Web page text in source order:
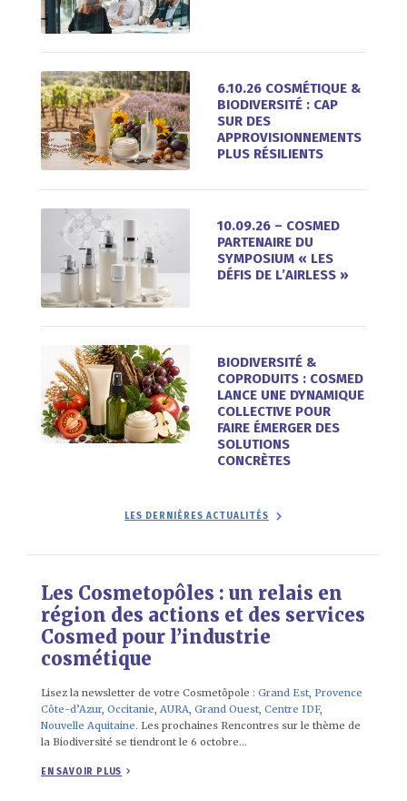
6.10.26 COSMÉTIQUE &
BIODIVERSITÉ : CAP
SUR DES
APPROVISIONNEMENTS
PLUS RÉSILIENTS
10.09.26 – COSMED
PARTENAIRE DU
SYMPOSIUM « LES
DÉFIS DE L’AIRLESS »
BIODIVERSITÉ &
COPRODUITS : COSMED
LANCE UNE DYNAMIQUE
COLLECTIVE POUR
FAIRE ÉMERGER DES
SOLUTIONS
CONCRÈTES
LES DERNIÈRES ACTUALITÉS
Les Cosmetopôles : un relais en
région des actions et des services
Cosmed pour l’industrie
cosmétique
Lisez la newsletter de votre Cosmetôpole : Grand Est Provence
Côte-d’Azur, Occitanie AURA Grand Ouest Centre IDF,
Nouvelle Aquitaine. Les prochaines Rencontres sur le thème de
la Biodiversité se tiendront le 6 octobre…
EN SAVOIR PLUS